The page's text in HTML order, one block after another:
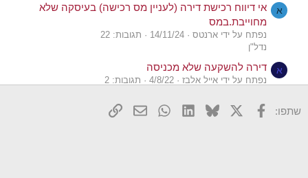
א
אי דיווח רכישת דירה (לעניין מס רכישה) בעיסקה שלא
מחוייבת.במס
נפתח על ידי ארנטס 14/11/24
תגובות: 22
נדל"ן
א דירה להשקעה שלא מכניסה
נפתח על ידי אייל אלבז 4/8/22
תגובות: 2
Z
האם יש מס רכישה על אירוע גביית דירה משועבדת בגין
שתפו: פייסבוק
X
Bluesky
LinkedIn
WhatsApp
דואר אלקטרוני
הוסף קישור